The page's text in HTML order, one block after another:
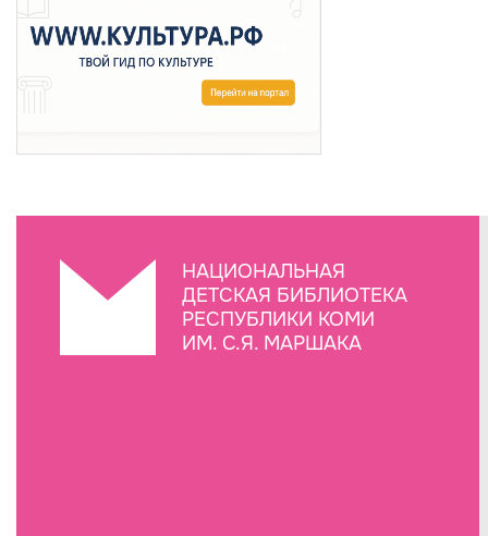
НАЦИОНАЛЬНАЯ
ДЕТСКАЯ БИБЛИОТЕКА
РЕСПУБЛИКИ КОМИ
ИМ. С.Я. МАРШАКА